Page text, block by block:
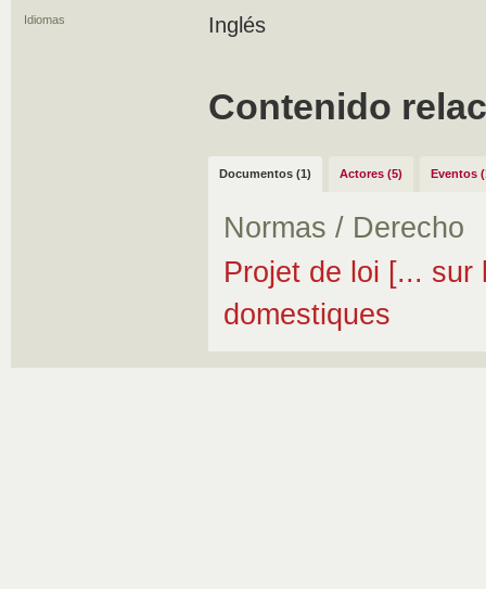
Idiomas Inglés
Contenido
Documentos (1) Actores (5) Eventos
Normas / Derecho
Projet de loi [...
domestiques